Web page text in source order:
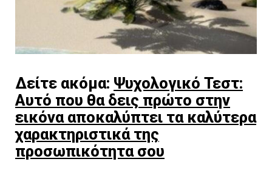
Δείτε ακόμα: Ψυχολογικό Τεστ:
Αυτό που θα δεις πρώτο στην
εικόνα αποκαλύπτει τα καλύτερα
χαρακτηριστικά της
προσωπικότητα σου